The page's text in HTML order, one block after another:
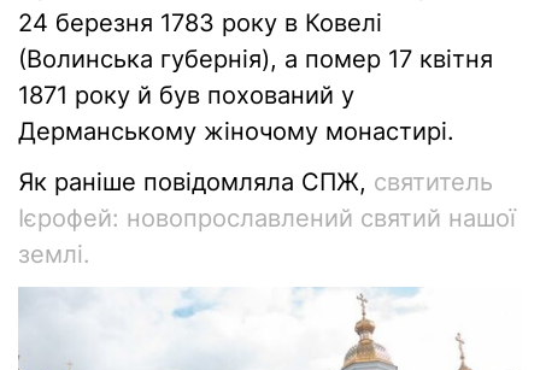
24 березня 1783 року в Ковелі
(Волинська губернія), а помер 17 квітня
1871 року й був похований у
Дерманському жіночому монастирі.
Як раніше повідомляла СПЖ, святитель
Ієрофей: новопрославлений святий нашої
землі.